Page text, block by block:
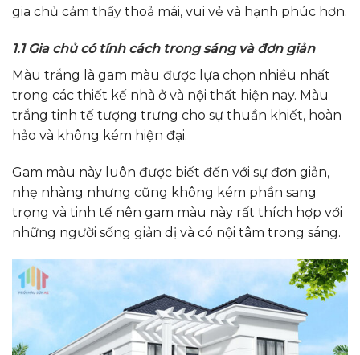
gia chủ cảm thấy thoả mái, vui vẻ và hạnh phúc hơn.
1.1 Gia chủ có tính cách trong sáng và đơn giản
Màu trắng là gam màu được lựa chọn nhiều nhất
trong các thiết kế nhà ở và nội thất hiện nay. Màu
trắng tinh tế tượng trưng cho sự thuần khiết, hoàn
hảo và không kém hiện đại.
Gam màu này luôn được biết đến với sự đơn giản,
nhẹ nhàng nhưng cũng không kém phần sang
trọng và tinh tế nên gam màu này rất thích hợp với
những người sống giản dị và có nội tâm trong sáng.